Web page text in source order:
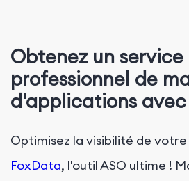
Obtenez un service
professionnel de
d'applications
Optimisez la visibilité de
FoxData, l'outil ASO ultime !